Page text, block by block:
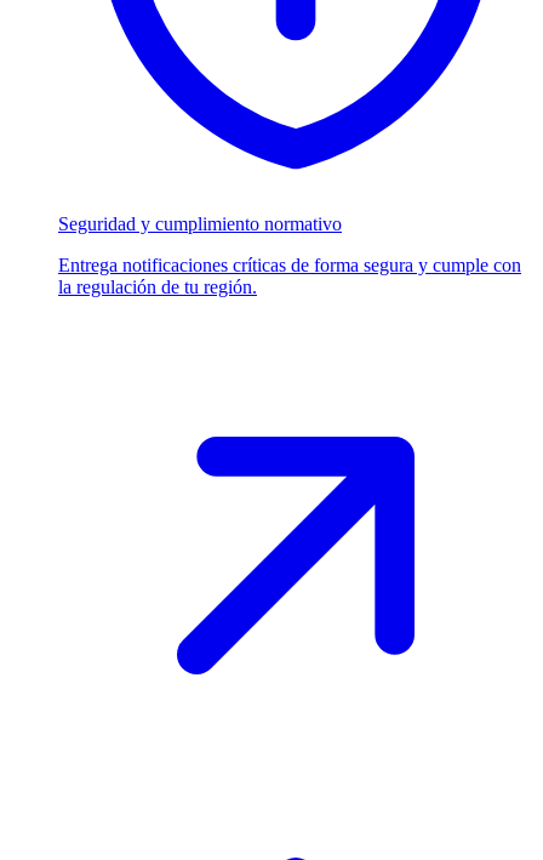
Seguridad y cumplimiento normativo
Entrega notificaciones críticas de forma segura y cumple con
la regulación de tu región.